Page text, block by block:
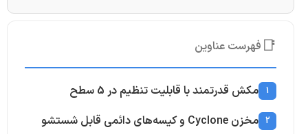
📑 فهرست عناوین
1 مکش قدرتمند با قابلیت تنظیم در 5 سطح
2 مخزن Cyclone و کیسه‌های دائمی قابل شستشو